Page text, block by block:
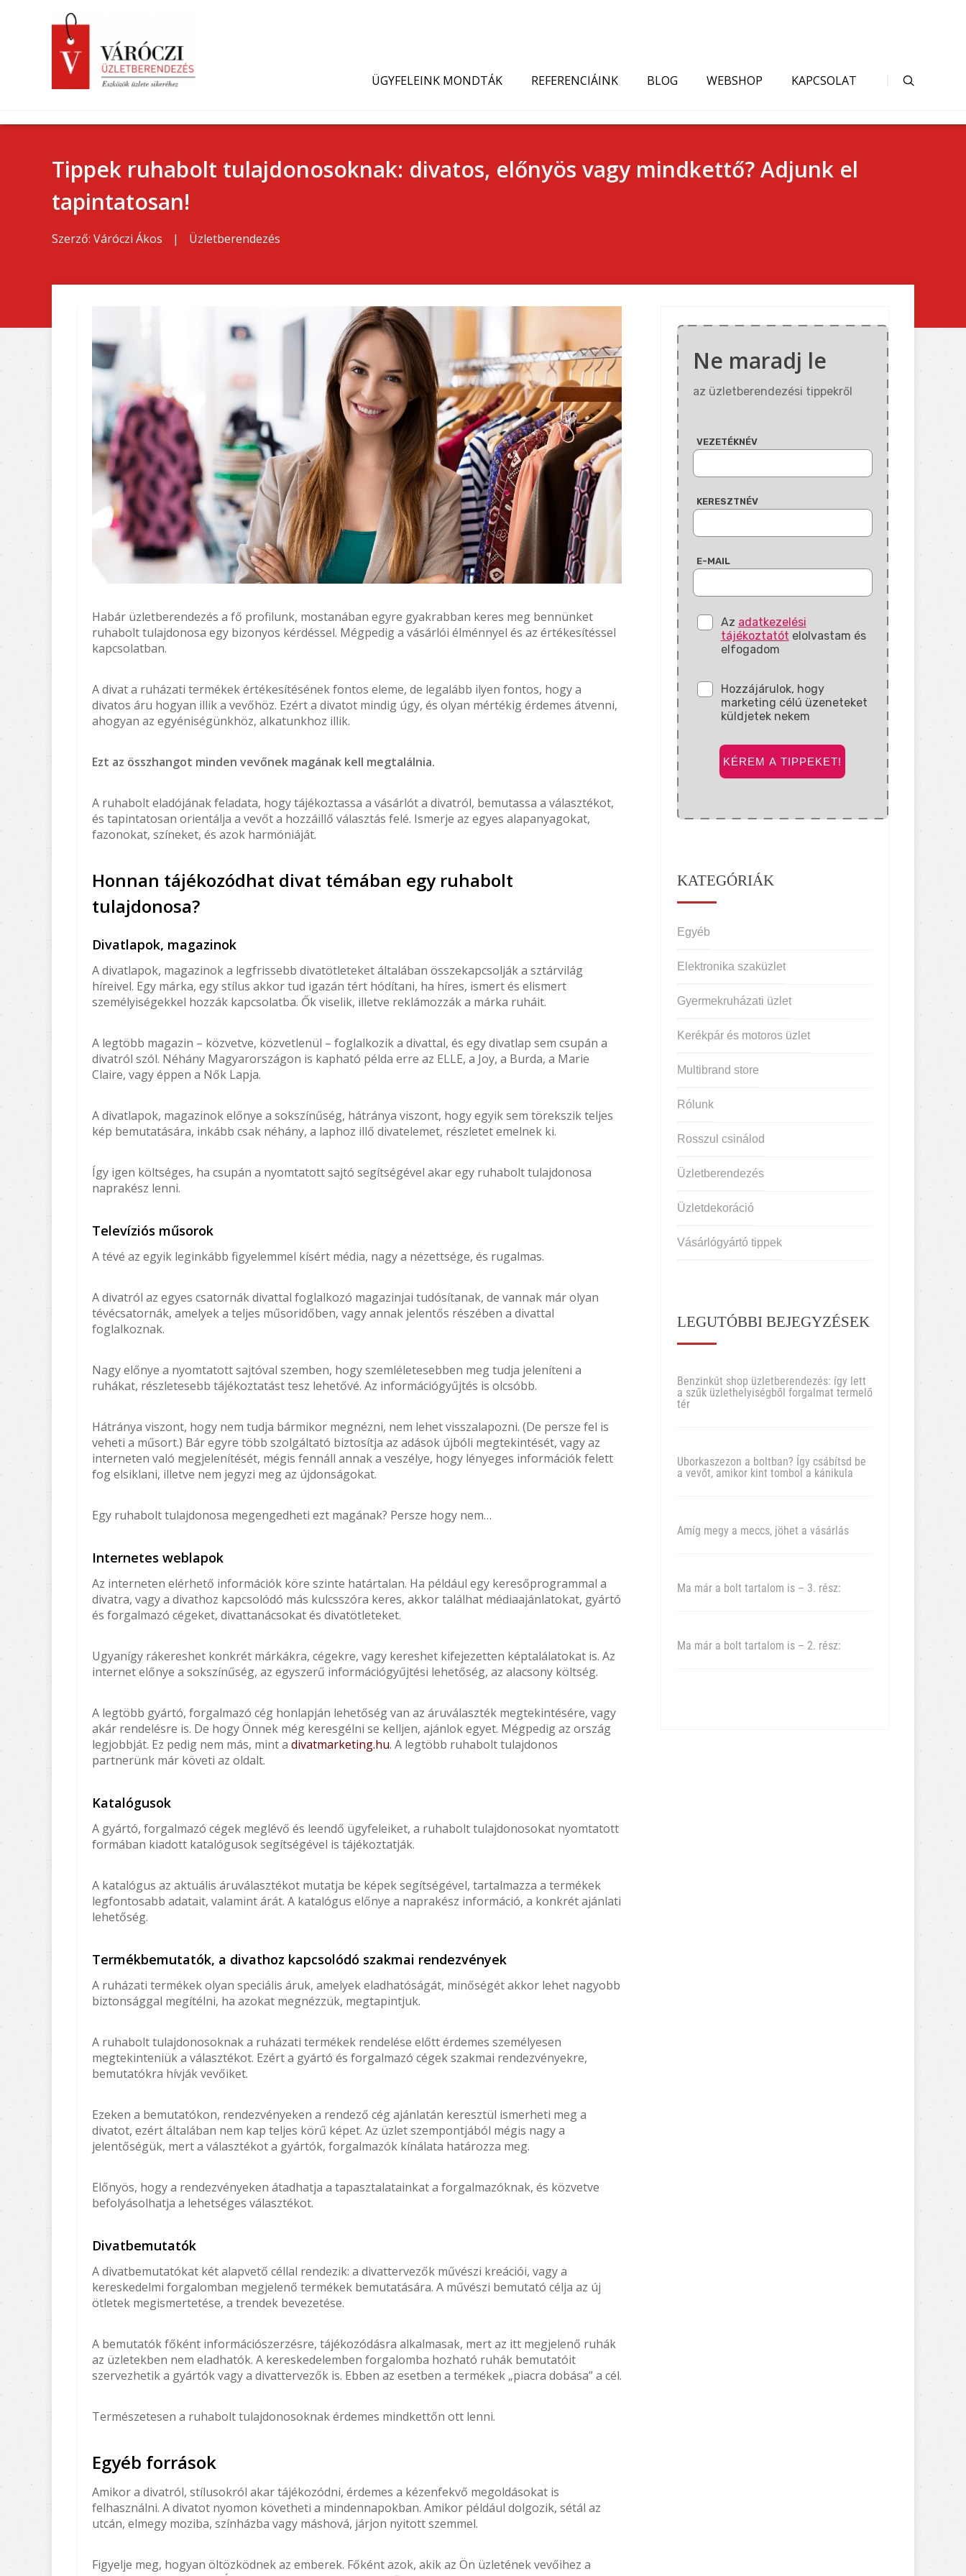
ÜGYFELEINK MONDTÁK REFERENCIÁINK BLOG WEBSHOP KAPCSOLAT
Tippek ruhabolt tulajdonosoknak: divatos, előnyös vagy mindkettő? Adjunk el
tapintatosan!
Szerző: Váróczi Ákos | Üzletberendezés
Habár üzletberendezés a fő profilunk, mostanában egyre gyakrabban keres meg bennünket
ruhabolt tulajdonosa egy bizonyos kérdéssel. Mégpedig a vásárlói élménnyel és az értékesítéssel
kapcsolatban.
A divat a ruházati termékek értékesítésének fontos eleme, de legalább ilyen fontos, hogy a
divatos áru hogyan illik a vevőhöz. Ezért a divatot mindig úgy, és olyan mértékig érdemes átvenni,
ahogyan az egyéniségünkhöz, alkatunkhoz illik.
Ezt az összhangot minden vevőnek magának kell megtalálnia.
A ruhabolt eladójának feladata, hogy tájékoztassa a vásárlót a divatról, bemutassa a választékot,
és tapintatosan orientálja a vevőt a hozzáillő választás felé. Ismerje az egyes alapanyagokat,
fazonokat, színeket, és azok harmóniáját.
Honnan tájékozódhat divat témában egy ruhabolt
tulajdonosa?
Divatlapok, magazinok
A divatlapok, magazinok a legfrissebb divatötleteket általában összekapcsolják a sztárvilág
híreivel. Egy márka, egy stílus akkor tud igazán tért hódítani, ha híres, ismert és elismert
személyiségekkel hozzák kapcsolatba. Ők viselik, illetve reklámozzák a márka ruháit.
A legtöbb magazin – közvetve, közvetlenül – foglalkozik a divattal, és egy divatlap sem csupán a
divatról szól. Néhány Magyarországon is kapható példa erre az ELLE, a Joy, a Burda, a Marie
Claire, vagy éppen a Nők Lapja.
A divatlapok, magazinok előnye a sokszínűség, hátránya viszont, hogy egyik sem törekszik teljes
kép bemutatására, inkább csak néhány, a laphoz illő divatelemet, részletet emelnek ki.
Így igen költséges, ha csupán a nyomtatott sajtó segítségével akar egy ruhabolt tulajdonosa
naprakész lenni.
Televíziós műsorok
A tévé az egyik leginkább figyelemmel kísért média, nagy a nézettsége, és rugalmas.
A divatról az egyes csatornák divattal foglalkozó magazinjai tudósítanak, de vannak már olyan
tévécsatornák, amelyek a teljes műsoridőben, vagy annak jelentős részében a divattal
foglalkoznak.
Nagy előnye a nyomtatott sajtóval szemben, hogy szemléletesebben meg tudja jeleníteni a
ruhákat, részletesebb tájékoztatást tesz lehetővé. Az információgyűjtés is olcsóbb.
Hátránya viszont, hogy nem tudja bármikor megnézni, nem lehet visszalapozni. (De persze fel is
veheti a műsort.) Bár egyre több szolgáltató biztosítja az adások újbóli megtekintését, vagy az
interneten való megjelenítését, mégis fennáll annak a veszélye, hogy lényeges információk felett
fog elsiklani, illetve nem jegyzi meg az újdonságokat.
Egy ruhabolt tulajdonosa megengedheti ezt magának? Persze hogy nem…
Internetes weblapok
Az interneten elérhető információk köre szinte határtalan. Ha például egy keresőprogrammal a
divatra, vagy a divathoz kapcsolódó más kulcsszóra keres, akkor találhat médiaajánlatokat, gyártó
és forgalmazó cégeket, divattanácsokat és divatötleteket.
Ugyanígy rákereshet konkrét márkákra, cégekre, vagy kereshet kifejezetten képtalálatokat is. Az
internet előnye a sokszínűség, az egyszerű információgyűjtési lehetőség, az alacsony költség.
A legtöbb gyártó, forgalmazó cég honlapján lehetőség van az áruválaszték megtekintésére, vagy
akár rendelésre is. De hogy Önnek még keresgélni se kelljen, ajánlok egyet. Mégpedig az ország
legjobbját. Ez pedig nem más, mint a divatmarketing.hu. A legtöbb ruhabolt tulajdonos
partnerünk már követi az oldalt.
Katalógusok
A gyártó, forgalmazó cégek meglévő és leendő ügyfeleiket, a ruhabolt tulajdonosokat nyomtatott
formában kiadott katalógusok segítségével is tájékoztatják.
A katalógus az aktuális áruválasztékot mutatja be képek segítségével, tartalmazza a termékek
legfontosabb adatait, valamint árát. A katalógus előnye a naprakész információ, a konkrét ajánlati
lehetőség.
Termékbemutatók, a divathoz kapcsolódó szakmai rendezvények
A ruházati termékek olyan speciális áruk, amelyek eladhatóságát, minőségét akkor lehet nagyobb
biztonsággal megítélni, ha azokat megnézzük, megtapintjuk.
A ruhabolt tulajdonosoknak a ruházati termékek rendelése előtt érdemes személyesen
megtekinteniük a választékot. Ezért a gyártó és forgalmazó cégek szakmai rendezvényekre,
bemutatókra hívják vevőiket.
Ezeken a bemutatókon, rendezvényeken a rendező cég ajánlatán keresztül ismerheti meg a
divatot, ezért általában nem kap teljes körű képet. Az üzlet szempontjából mégis nagy a
jelentőségük, mert a választékot a gyártók, forgalmazók kínálata határozza meg.
Előnyös, hogy a rendezvényeken átadhatja a tapasztalatainkat a forgalmazóknak, és közvetve
befolyásolhatja a lehetséges választékot.
Divatbemutatók
A divatbemutatókat két alapvető céllal rendezik: a divattervezők művészi kreációi, vagy a
kereskedelmi forgalomban megjelenő termékek bemutatására. A művészi bemutató célja az új
ötletek megismertetése, a trendek bevezetése.
A bemutatók főként információszerzésre, tájékozódásra alkalmasak, mert az itt megjelenő ruhák
az üzletekben nem eladhatók. A kereskedelemben forgalomba hozható ruhák bemutatóit
szervezhetik a gyártók vagy a divattervezők is. Ebben az esetben a termékek „piacra dobása” a cél.
Természetesen a ruhabolt tulajdonosoknak érdemes mindkettőn ott lenni.
Egyéb források
Amikor a divatról, stílusokról akar tájékozódni, érdemes a kézenfekvő megoldásokat is
felhasználni. A divatot nyomon követheti a mindennapokban. Amikor például dolgozik, sétál az
utcán, elmegy moziba, színházba vagy máshová, járjon nyitott szemmel.
Figyelje meg, hogyan öltözködnek az emberek. Főként azok, akik az Ön üzletének vevőihez a
Ne maradj le
az üzletberendezési tippekről
VEZETÉKNÉV
KERESZTNÉV
E-MAIL
Az adatkezelési
tájékoztatót
elfogadom
Hozzájárulok, hogy
marketing célú üzeneteket
küldjetek nekem
KÉREM A TIPPEKET!
KATEGÓRIÁK
Egyéb
Elektronika szaküzlet
Gyermekruházati üzlet
Kerékpár és motoros üzlet
Multibrand store
Rólunk
Rosszul csinálod
Üzletberendezés
Üzletdekoráció
Vásárlógyártó tippek
LEGUTÓBBI BEJEGYZÉSEK
Benzinkút shop üzletberendezés: így lett
a szűk üzlethelyiségből forgalmat termelő
tér
Uborkaszezon a boltban? Így csábítsd be
a vevőt, amikor kint tombol a kánikula
Amíg megy a meccs, jöhet a vásárlás
Ma már a bolt tartalom is – 3. rész:
Ma már a bolt tartalom is – 2. rész: